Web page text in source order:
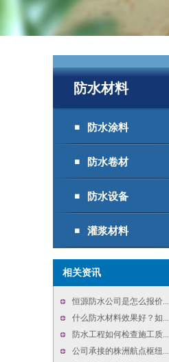
防水材料
防水涂料
防水卷材
防水设备
灌浆材料
相关资讯
恒源防水公司是怎么报价...
什么防水材料效果好？如...
防水工程如何检查施工质...
公司承接的株洲航点枢纽...